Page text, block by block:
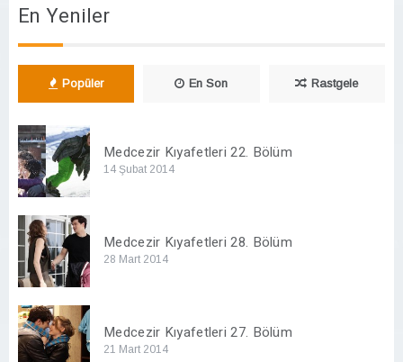
En Yeniler
Popüler En Son Rastgele
Medcezir Kıyafetleri 22. Bölüm
14 Şubat 2014
Medcezir Kıyafetleri 28. Bölüm
28 Mart 2014
Medcezir Kıyafetleri 27. Bölüm
21 Mart 2014